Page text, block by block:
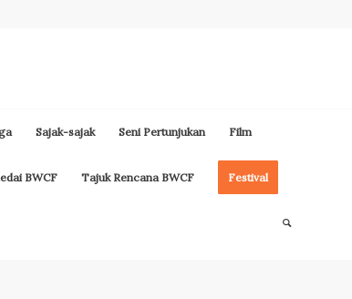
Sajak-sajak Seni Pertunjukan Film
BWCF Tajuk Rencana BWCF Festival